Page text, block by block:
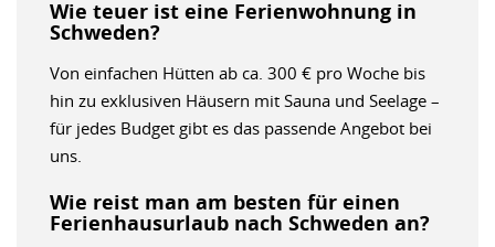
Wie teuer ist eine Ferienwohnung in
Schweden?
Von einfachen Hütten ab ca. 300 € pro Woche bis
hin zu exklusiven Häusern mit Sauna und Seelage –
für jedes Budget gibt es das passende Angebot bei
uns.
Wie reist man am besten für einen
Ferienhausurlaub nach Schweden an?